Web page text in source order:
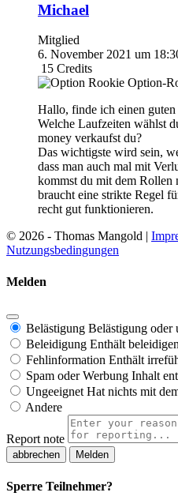
Michael
Mitglied
6. November 2021 um
15 Credits
Option-
Hallo, finde ich einen guten
Welche Laufzeiten wählst
money verkaufst du?
Das wichtigste wird sein,
dass man auch mal mit
kommst du mit dem Rollen
braucht eine strikte Regel
recht gut funktionieren.
© 2026 - Thomas Mangold |
Nutzungsbedingungen
Melden
Belästigung Belästigung oder
Beleidigung Enthält
Fehlinformation Enthält
Spam oder Werbung Inhalt
Ungeeignet Hat nichts mit
Andere
Report note
Melden
Sperre Teilnehmer?